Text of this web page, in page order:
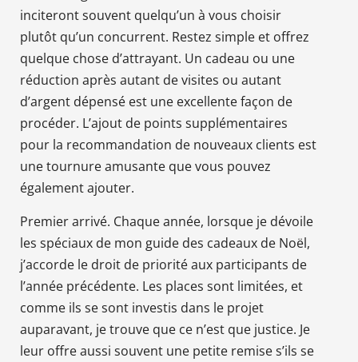
inciteront souvent quelqu’un à vous choisir
plutôt qu’un concurrent. Restez simple et offrez
quelque chose d’attrayant. Un cadeau ou une
réduction après autant de visites ou autant
d’argent dépensé est une excellente façon de
procéder. L’ajout de points supplémentaires
pour la recommandation de nouveaux clients est
une tournure amusante que vous pouvez
également ajouter.
Premier arrivé. Chaque année, lorsque je dévoile
les spéciaux de mon guide des cadeaux de Noël,
j’accorde le droit de priorité aux participants de
l’année précédente. Les places sont limitées, et
comme ils se sont investis dans le projet
auparavant, je trouve que ce n’est que justice. Je
leur offre aussi souvent une petite remise s’ils se